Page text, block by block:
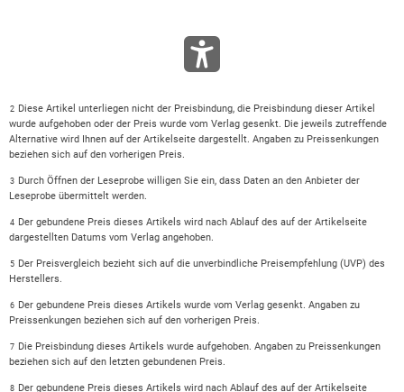
2 Diese Artikel unterliegen nicht der Preisbindung, die Preisbindung dieser Artikel
wurde aufgehoben oder der Preis wurde vom Verlag gesenkt. Die jeweils zutreffende
Alternative wird Ihnen auf der Artikelseite dargestellt. Angaben zu Preissenkungen
beziehen sich auf den vorherigen Preis.
3 Durch Öffnen der Leseprobe willigen Sie ein, dass Daten an den Anbieter der
Leseprobe übermittelt werden.
4 Der gebundene Preis dieses Artikels wird nach Ablauf des auf der Artikelseite
dargestellten Datums vom Verlag angehoben.
5 Der Preisvergleich bezieht sich auf die unverbindliche Preisempfehlung (UVP) des
Herstellers.
6 Der gebundene Preis dieses Artikels wurde vom Verlag gesenkt. Angaben zu
Preissenkungen beziehen sich auf den vorherigen Preis.
7 Die Preisbindung dieses Artikels wurde aufgehoben. Angaben zu Preissenkungen
beziehen sich auf den letzten gebundenen Preis.
8 Der gebundene Preis dieses Artikels wird nach Ablauf des auf der Artikelseite